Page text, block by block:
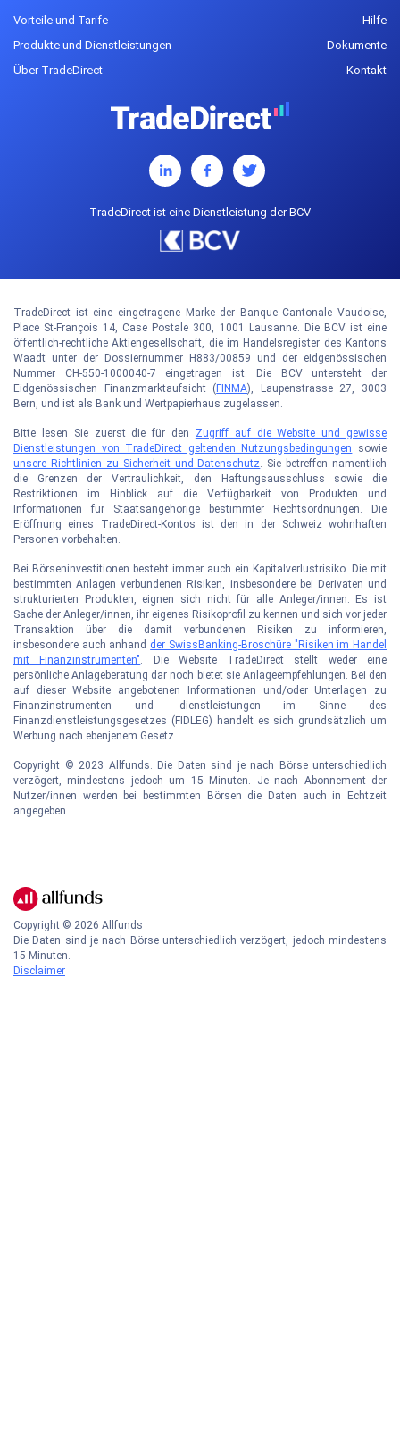
Vorteile und Tarife
Produkte und Dienstleistungen
Über TradeDirect
Hilfe
Dokumente
Kontakt
TradeDirect ist eine Dienstleistung der BCV
TradeDirect ist eine eingetragene Marke der Banque Cantonale Vaudoise,
Place St-François 14, Case Postale 300, 1001 Lausanne. Die BCV ist eine
öffentlich-rechtliche Aktiengesellschaft, die im Handelsregister des Kantons
Waadt unter der Dossiernummer H883/00859 und der eidgenössischen
Nummer CH-550-1000040-7 eingetragen ist. Die BCV untersteht der
Eidgenössischen Finanzmarktaufsicht (FINMA), Laupenstrasse 27, 3003
Bern, und ist als Bank und Wertpapierhaus zugelassen.
Bitte lesen Sie zuerst die für den Zugriff auf die Website und gewisse
Dienstleistungen von TradeDirect geltenden Nutzungsbedingungen
sowie
unsere Richtlinien zu Sicherheit und Datenschutz. Sie betreffen namentlich
die Grenzen der Vertraulichkeit, den Haftungsausschluss sowie die
Restriktionen im Hinblick auf die Verfügbarkeit von Produkten und
Informationen für Staatsangehörige bestimmter Rechtsordnungen. Die
Eröffnung eines TradeDirect-Kontos ist den in der Schweiz wohnhaften
Personen vorbehalten.
Bei Börseninvestitionen besteht immer auch ein Kapitalverlustrisiko. Die mit
bestimmten Anlagen verbundenen Risiken, insbesondere bei Derivaten und
strukturierten Produkten, eignen sich nicht für alle Anleger/innen. Es ist
Sache der Anleger/innen, ihr eigenes Risikoprofil zu kennen und sich vor jeder
Transaktion über die damit verbundenen Risiken zu informieren,
insbesondere auch anhand der SwissBanking-Broschüre "Risiken im Handel
mit Finanzinstrumenten". Die Website TradeDirect stellt weder eine
persönliche Anlageberatung dar noch bietet sie Anlageempfehlungen. Bei den
auf dieser Website angebotenen Informationen und/oder Unterlagen zu
Finanzinstrumenten und -dienstleistungen im Sinne des
Finanzdienstleistungsgesetzes (FIDLEG) handelt es sich grundsätzlich um
Werbung nach ebenjenem Gesetz.
Copyright © 2023 Allfunds. Die Daten sind je nach Börse unterschiedlich
verzögert, mindestens jedoch um 15 Minuten. Je nach Abonnement der
Nutzer/innen werden bei bestimmten Börsen die Daten auch in Echtzeit
angegeben.
Copyright © 2026 Allfunds
Die Daten sind je nach Börse unterschiedlich verzögert, jedoch mindestens
15 Minuten.
Disclaimer